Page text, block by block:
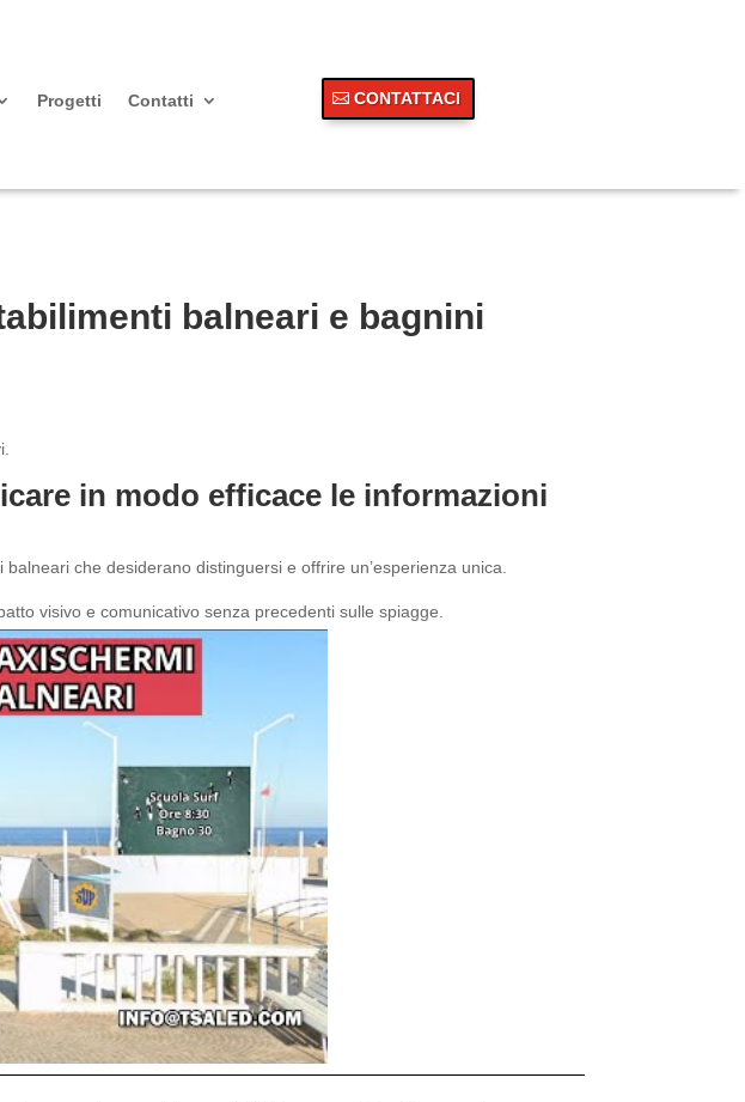
Progetti Contatti CONTATTACI
balneari e bagnini
in modo efficace le informazioni
che desiderano distinguersi e offrire un’esperienza unica.
visivo e comunicativo senza precedenti sulle spiagge.